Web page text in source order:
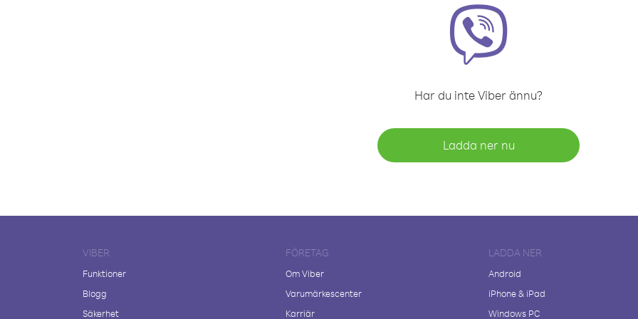
Har du inte Viber ännu?
Ladda ner nu
VIBER
Funktioner
Blogg
Säkerhet
FÖRETAG
Om Viber
Varumärkescenter
Karriär
LADDA NER
Android
iPhone & iPad
Windows PC